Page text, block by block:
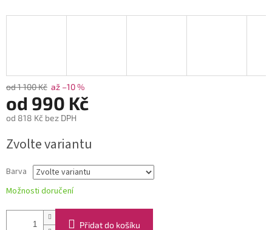
od 1 100 Kč až –10 %
od 990 Kč
od 818 Kč bez DPH
cena:
Zvolte variantu
Barva
Možnosti doručení
Přidat do košíku